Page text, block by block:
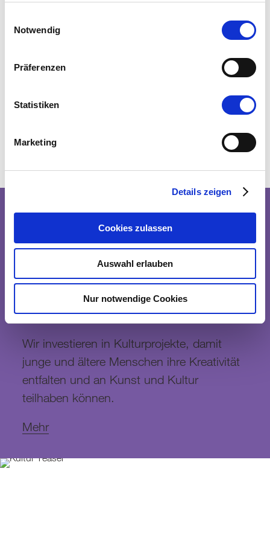
Notwendig
Präferenzen
Statistiken
Marketing
Details zeigen
Cookies zulassen
Auswahl erlauben
Nur notwendige Cookies
Wir investieren in Kulturprojekte, damit
junge und ältere Menschen ihre Kreativität
entfalten und an Kunst und Kultur
teilhaben können.
Mehr